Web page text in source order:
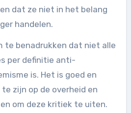
dat ze niet in het belang
handelen.
te benadrukken dat niet alle
per definitie anti-
is. Het is goed en
zijn op de overheid en
om deze kritiek te uiten.